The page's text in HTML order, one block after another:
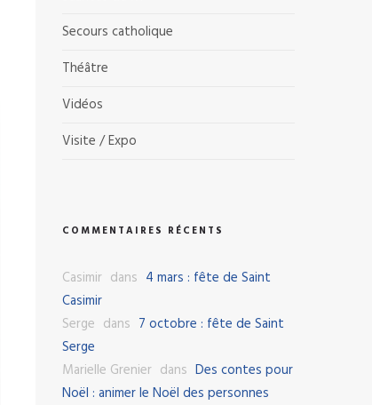
Secours catholique
Théâtre
Vidéos
Visite / Expo
COMMENTAIRES RÉCENTS
Casimir dans 4 mars : fête de Saint
Casimir
Serge dans 7 octobre : fête de Saint
Serge
Marielle Grenier dans Des contes pour
Noël : animer le Noël des personnes